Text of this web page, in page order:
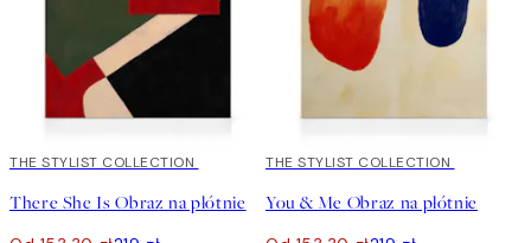
30%*
THE STYLIST COLLECTION
There She Is Obraz na płótnie
30%*
THE STYLIST COLLECTION
You & Me Obraz na płótnie